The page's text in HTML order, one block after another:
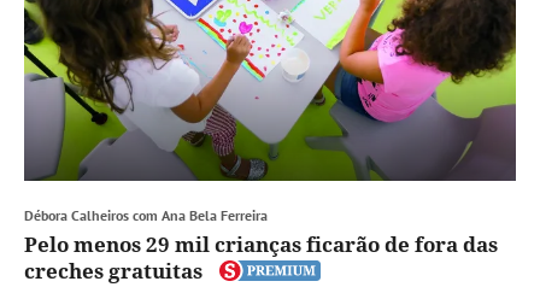
Débora Calheiros com Ana Bela Ferreira
Pelo menos 29 mil crianças ficarão de fora das
creches gratuitas